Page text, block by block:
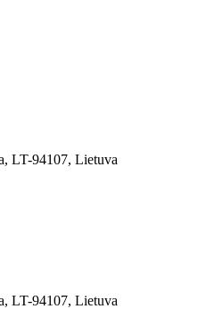
LT-94107, Lietuva
LT-94107, Lietuva